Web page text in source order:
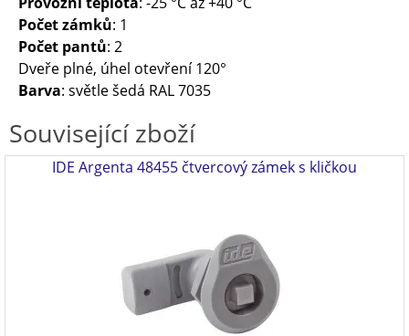
Počet zámků: 1
Počet pantů: 2
Dveře plné, úhel otevření 120°
Barva: světle šedá RAL 7035
Související zboží
IDE Argenta 48455 čtvercový zámek s kličkou